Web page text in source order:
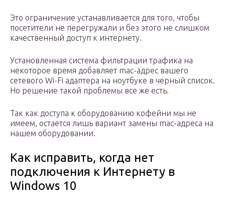
Это ограничение устанавливается для того, чтобы
посетители не перегружали и без этого не слишком
качественный доступ к интернету.
Установленная система фильтрации трафика на
некоторое время добавляет mac-адрес вашего
сетевого Wi-Fi адаптера на ноутбуке в черный список.
Но решение такой проблемы все же есть.
Так как доступа к оборудованию кофейни мы не
имеем, остается лишь вариант замены mac-адреса на
нашем оборудовании.
Как исправить, когда нет
подключения к Интернету в
Windows 10